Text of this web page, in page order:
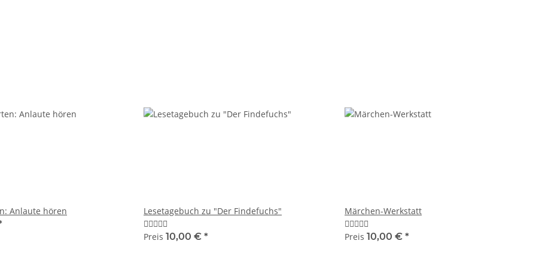
Anlaute hören
Lesetagebuch zu "Der Findefuchs"
Preis 10,00 € *
Märchen-Werkstatt
Preis 10,00 € *